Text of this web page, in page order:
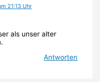
21:13 Uhr
als unser alter
Antworten